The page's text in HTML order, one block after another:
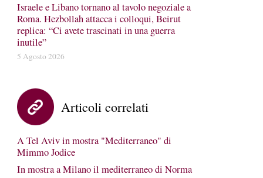
Israele e Libano tornano al tavolo negoziale a
Roma. Hezbollah attacca i colloqui, Beirut
replica: “Ci avete trascinati in una guerra
inutile”
5 Agosto 2026
Articoli correlati
A Tel Aviv in mostra "Mediterraneo" di
Mimmo Jodice
In mostra a Milano il mediterraneo di Norma